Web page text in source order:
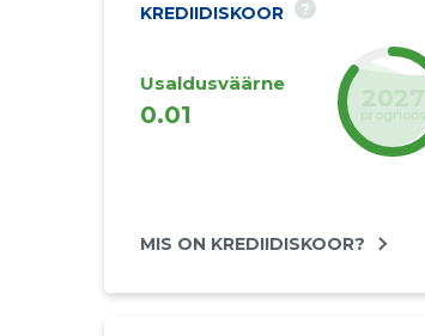
KREDIIDISKOOR ?
Usaldusväärne
0.01
2027
prognoos
MIS ON KREDIIDISKOOR?